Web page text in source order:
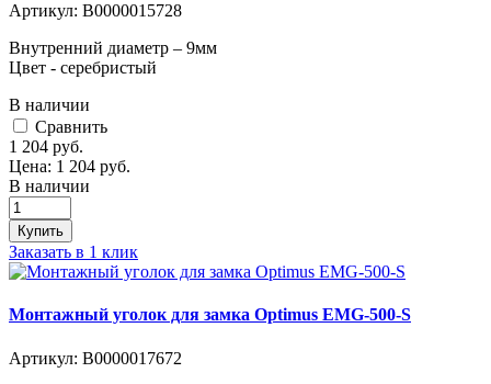
Артикул: В0000015728
Внутренний диаметр – 9мм
Цвет - серебристый
В наличии
Cравнить
1 204 руб.
Цена: 1 204 руб.
В наличии
Купить
Заказать в 1 клик
Монтажный уголок для замка Optimus EMG-500-S
Артикул: В0000017672